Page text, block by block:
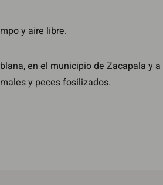
y aire libre.
en el municipio de Zacapala y
y peces fosilizados.